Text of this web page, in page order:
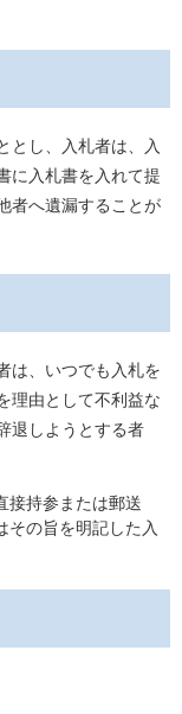
とし、入札者は、入
に入札書を入れて提
者へ遺漏することが
は、いつでも入札を
理由として不利益な
退しようとする者
接持参または郵送
その旨を明記した入